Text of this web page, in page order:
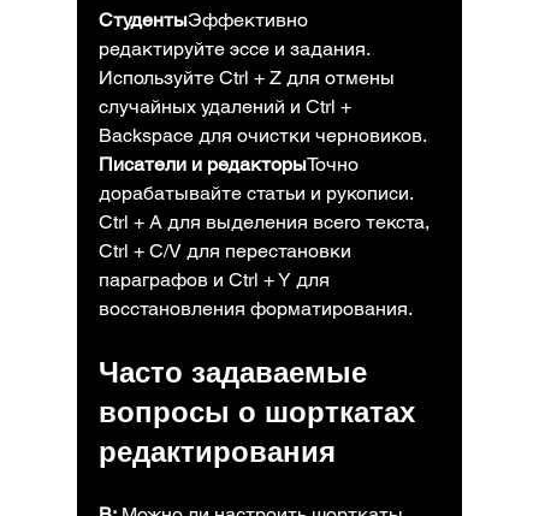
СтудентыЭффективно
редактируйте эссе и задания.
Используйте Ctrl + Z для отмены
случайных удалений и Ctrl +
Backspace для очистки черновиков.
Писатели и редакторыТочно
дорабатывайте статьи и рукописи.
Ctrl + A для выделения всего текста,
Ctrl + C/V для перестановки
параграфов и Ctrl + Y для
восстановления форматирования.
Часто задаваемые
вопросы о шорткатах
редактирования